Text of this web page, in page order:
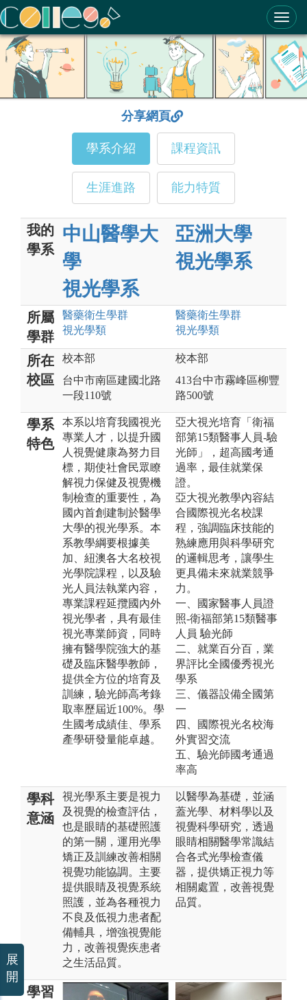
ColleGo! 大學選才與高中育才輔助系統
分享網頁
學系介紹 課程資訊
生涯進路 能力特質
我的
學系
中山醫學大
學
視光學系
亞洲大學
視光學系
所屬
學群
醫藥衛生學群
視光學類
醫藥衛生學群
視光學類
所在
校區
校本部
台中市南區建國北路
一段110號
校本部
413台中市霧峰區柳豐
路500號
學系
特色
本系以培育我國視光
專業人才，以提升國
人視覺健康為努力目
標，期使社會民眾瞭
解視力保健及視覺機
制檢查的重要性，為
國內首創建制於醫學
大學的視光學系。本
系教學綱要根據美
加、紐澳各大名校視
光學院課程，以及驗
光人員法執業內容，
專業課程延攬國內外
視光學者，具有最佳
視光專業師資，同時
擁有醫學院強大的基
礎及臨床醫學教師，
提供全方位的培育及
訓練，驗光師高考錄
取率歷屆近100%。學
生國考成績佳、學系
產學研發量能卓越。
亞大視光培育「衛福
部第15類醫事人員-驗
光師」，超高國考通
過率，最佳就業保
證。
亞大視光教學內容結
合國際視光名校課
程，強調臨床技能的
熟練應用與科學研究
的邏輯思考，讓學生
更具備未來就業競爭
力。
一、國家醫事人員證
照-衛福部第15類醫事
人員 驗光師
二、就業百分百，業
界評比全國優秀視光
學系
三、儀器設備全國第
一
四、國際視光名校海
外實習交流
五、驗光師國考通過
率高
學科
意涵
視光學系主要是視力
及視覺的檢查評估，
也是眼睛的基礎照護
的第一關，運用光學
矯正及訓練改善相關
視覺功能協調。主要
提供眼睛及視覺系統
照護，並為各種視力
不良及低視力患者配
備輔具，增強視覺能
力，改善視覺疾患者
之生活品質。
以醫學為基礎，並涵
蓋光學、材料學以及
視覺科學研究，透過
眼睛相關醫學常識結
合各式光學檢查儀
器，提供矯正視力等
相關處置，改善視覺
品質。
學習
展
開